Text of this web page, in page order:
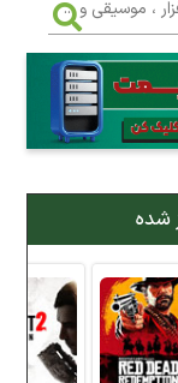
رسمی دانلود درشده